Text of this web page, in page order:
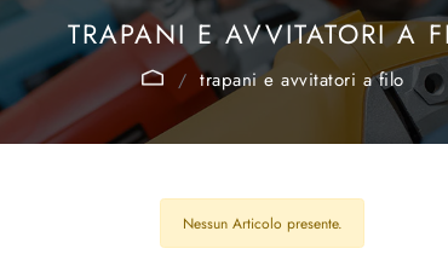
TRAPANI E AVVITATORI A
trapani e avvitatori a filo
Nessun Articolo presente.